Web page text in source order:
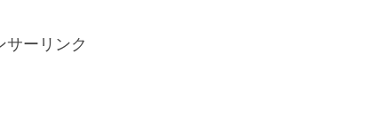
サーリンク